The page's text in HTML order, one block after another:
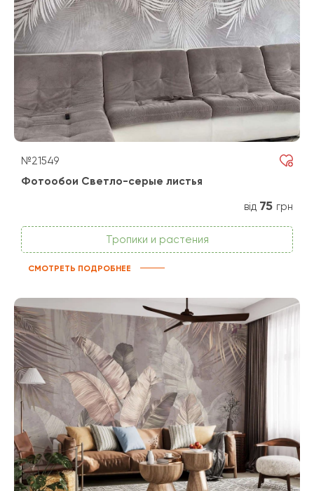
№21549
Фотообои Светло-серые листья
від 75 грн
Тропики и растения
СМОТРЕТЬ ПОДРОБНЕЕ